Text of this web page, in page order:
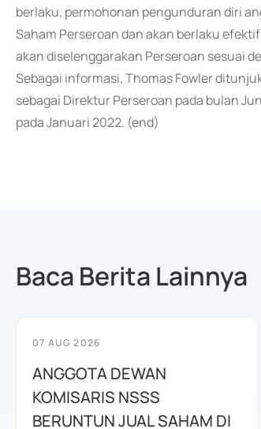
berlaku, permohonan pengunduran diri
Saham Perseroan dan akan berlaku
akan diselenggarakan Perseroan sesuai
Sebagai informasi, Thomas Fowler
sebagai Direktur Perseroan pada bulan
pada Januari 2022. (end)
Baca Berita Lainnya
07 AUG 2026
ANGGOTA DEWAN
KOMISARIS NSSS
BERUNTUN JUAL SAHAM DI